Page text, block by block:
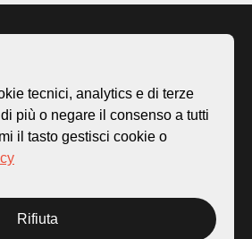
Homepage
Mappa
Storie
tecnici, analytics e di terze
più o negare il consenso a tutti
il tasto gestisci cookie o
Rifiuta